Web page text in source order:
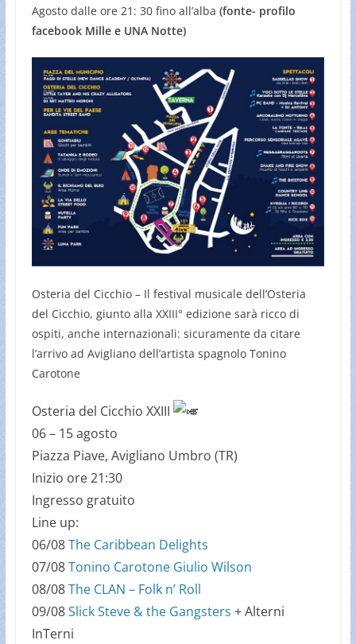
Agosto dalle ore 21: 30 fino all’alba (fonte- profilo
facebook Mille e UNA Notte)
Osteria del Cicchio – Il festival musicale dell’Osteria
del Cicchio, giunto alla XXIII° edizione sarà ricco di
ospiti, anche internazionali: sicuramente da citare
l’arrivo ad Avigliano dell’artista spagnolo Tonino
Carotone
Osteria del Cicchio XXIII
06 – 15 agosto
Piazza Piave, Avigliano Umbro (TR)
Inizio ore 21:30
Ingresso gratuito
Line up:
06/08The Caribbean Delights
07/08Tonino Carotone Giulio Wilson
08/08The CLAN – Folk n’ Roll
09/08Slick Steve & the Gangsters + Alterni
InTerni